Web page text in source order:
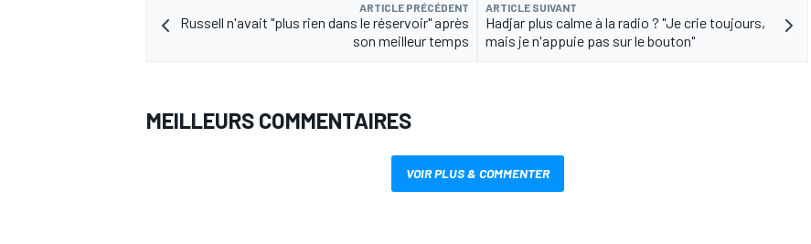
ARTICLE PRÉCÉDENT
Russell n'avait "plus rien dans le réservoir" après
son meilleur temps
ARTICLE SUIVANT
Hadjar plus calme à la radio ? "Je crie toujours,
mais je n'appuie pas sur le bouton"
MEILLEURS COMMENTAIRES
VOIR PLUS & COMMENTER